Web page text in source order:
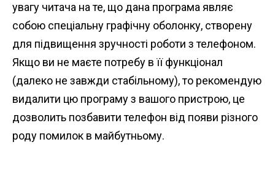
увагу читача на те, що дана програма являє
собою спеціальну графічну оболонку, створену
для підвищення зручності роботи з телефоном.
Якщо ви не маєте потребу в її функціонал
(далеко не завжди стабільному), то рекомендую
видалити цю програму з вашого пристрою, це
дозволить позбавити телефон від появи різного
роду помилок в майбутньому.